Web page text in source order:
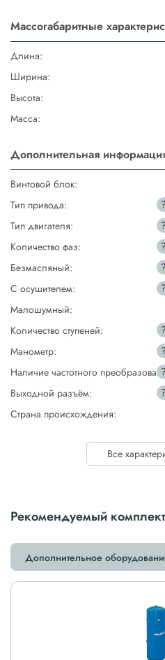
Массогабаритные
Длина:
Ширина:
Высота:
Масса:
Дополнительная
Винтовой блок:
Тип привода:
?
Тип двигателя:
?
Количество фаз:
?
Безмасляный:
?
С осушителем:
?
Малошумный:
Количество ступеней:
?
Манометр:
?
Наличие частотного
?
Выходной разъём:
?
Страна происхождения:
Все
Рекомендуемый комплект
Дополнительное